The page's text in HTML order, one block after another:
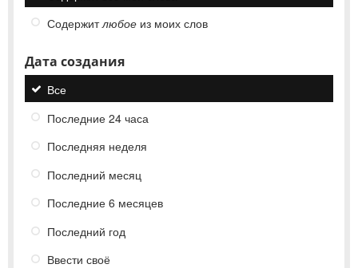
Содержитлюбое из моих слов
Дата создания
Все
Последние 24 часа
Последняя неделя
Последний месяц
Последние 6 месяцев
Последний год
Ввести своё